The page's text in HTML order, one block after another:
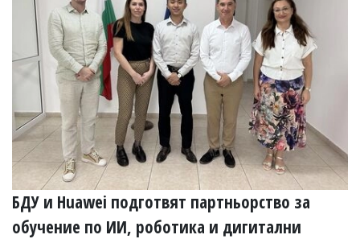
БДУ и Huawei подготвят партньорство за
обучение по ИИ, роботика и дигитални